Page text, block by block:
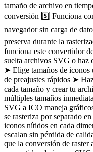
tamaño de archivo en
conversión 5️⃣ Funciona
navegador sin carga de
preserva durante la
funciona este convertidor
suelta archivos SVG o haz
➤ Elige tamaños de iconos
de preajustes rápidos ➤
cada tamaño y crear tu
múltiples tamaños
SVG a ICO maneja
se rasteriza por separado
iconos nítidos en cada
escalan sin pérdida de
que la conversión de raster